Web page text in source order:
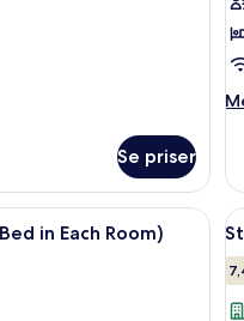
Se priser
-
ett stort fönster med utsikt över
hotellrum med en stor säng, ett
in Each Room)